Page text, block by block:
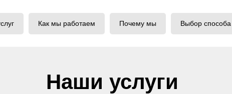
Как мы работаем Почему мы Выбор способа
Наши услуги